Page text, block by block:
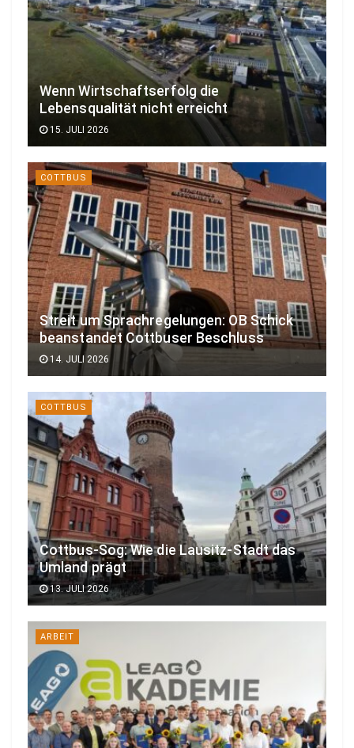
Wenn Wirtschaftserfolg die
Lebensqualität nicht erreicht
15. JULI 2026
COTTBUS
Streit um Sprachregelungen: OB Schick
beanstandet Cottbuser Beschluss
14. JULI 2026
COTTBUS
Cottbus-Sog: Wie die Lausitz-Stadt das
Umland prägt
13. JULI 2026
ARBEIT